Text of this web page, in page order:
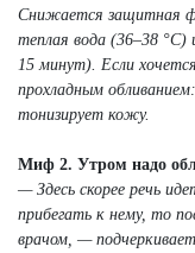
Снижается защитная
теплая вода (36–38
15 минут). Если
прохладным
тонизирует кожу.
Миф 2. Утром надо
— Здесь скорее речь
прибегать к нему, то
врачом, —